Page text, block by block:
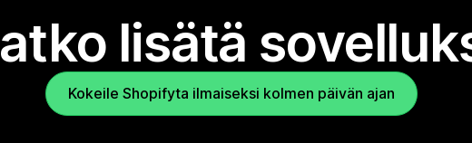
lisätä
Kokeile Shopifyta ilmaiseksi kolmen päivän ajan